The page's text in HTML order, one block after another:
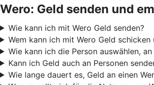
Wero: Geld senden und
Wie kann ich mit Wero Geld senden?
Wem kann ich mit Wero Geld
Wie kann ich die Person auswählen,
Kann ich Geld auch an Personen
Wie lange dauert es, Geld an einen